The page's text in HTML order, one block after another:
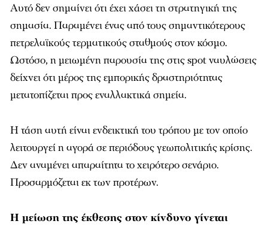
Αυτό δεν σημαίνει ότι έχει χάσει τη στρατηγική της
σημασία. Παραμένει ένας από τους σημαντικότερους
πετρελαϊκούς τερματικούς σταθμούς στον κόσμο.
Ωστόσο, η μειωμένη παρουσία της στις spot ναυλώσεις
δείχνει ότι μέρος της εμπορικής δραστηριότητας
μετατοπίζεται προς εναλλακτικά σημεία.
Η τάση αυτή είναι ενδεικτική του τρόπου με τον οποίο
λειτουργεί η αγορά σε περιόδους γεωπολιτικής κρίσης.
Δεν αναμένει απαραίτητα το χειρότερο σενάριο.
Προσαρμόζεται εκ των προτέρων.
Η μείωση της έκθεσης στον κίνδυνο γίνεται